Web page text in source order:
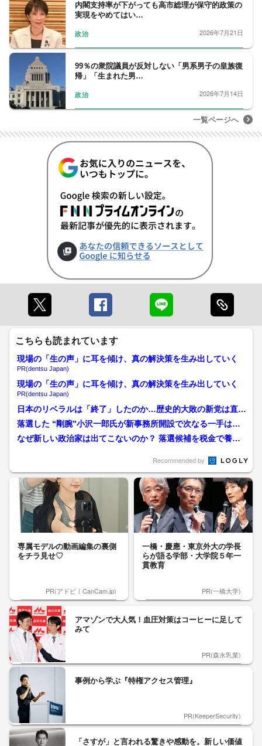
内閣支持率が下がっても高市総理が保守的政策の
実現をやめてはい…
政治 2026年7月21日
99％の衆院議員が反対しない「男系男子の皇族復
帰」「生まれた男…
政治 2026年7月14日
一覧ページへ
こちらも読まれています
現場の「生の声」に耳を傾け、真の解決策を生み出していく
PR(dentsu Japan)
現場の「生の声」に耳を傾け、真の解決策を生み出していく
PR(dentsu Japan)
日本のリベラルは「終了」したのか…歴史的大敗の新党は直ち
に解散して一から出直せ
落選した “剛腕”小沢一郎氏が新事務所開設で次なる一手は？
中道は政権交代の受け皿...
なぜ新しい政治家は出てこないのか？ 落選候補を税金で養う
Recommended by
専属モデルの動画編集の裏側
をチラ見せ♡
PR(アドビ｜CanCam.jp)
一橋・慶應・東京外大の学長
らが語る学部・大学院５年一
貫教育
PR(一橋大学)
アマゾンで大人気！血圧対策はコーヒーに足して
みて
PR(森永乳業)
事例から学ぶ『特権アクセス管理』
PR(KeeperSecurity)
「さすが」と言われる驚きや感動を。新しい価値